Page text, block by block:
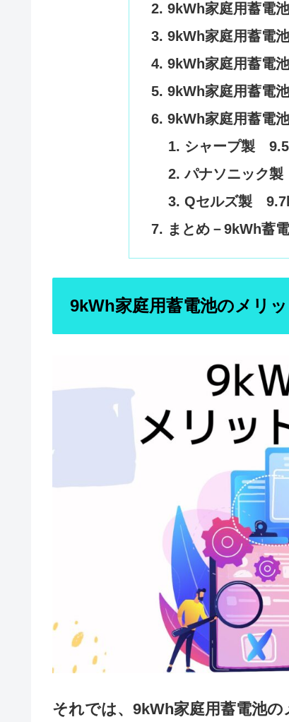
9kWh家庭用蓄電
9kWh家庭用蓄電
9kWh家庭用蓄電
9kWh家庭用蓄電
9kWh家庭用蓄電
シャープ製
パナソニック
Qセルズ製
まとめ－9kWh蓄
9kWh家庭用蓄電池のメリ
それでは、9kWh家庭用蓄電池